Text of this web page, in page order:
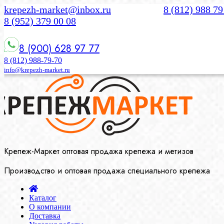
krepezh-market@inbox.ru
8 (812) 988
8 (952) 379 00 08
8 (900) 628 97 77
8 (812) 988-79-70
info@krepezh-market.ru
Крепеж-Маркет оптовая продажа крепежа и метизов
Производство и оптовая продажа специального крепежа
Каталог
О компании
Доставка